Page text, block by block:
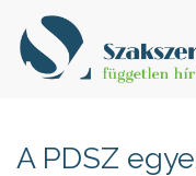
A PDSZ